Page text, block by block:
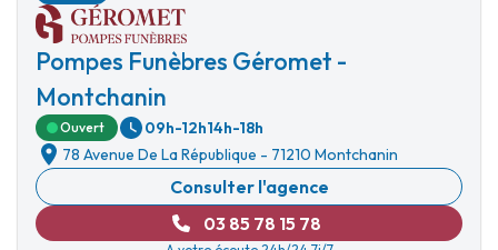
Pompes Funèbres Géromet -
Montchanin
Ouvert 09h-12h14h-18h
78 Avenue De La République - 71210 Montchanin
Consulter l'agence
03 85 78 15 78